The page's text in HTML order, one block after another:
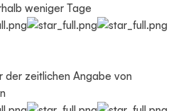
weniger Tage
der zeitlichen Angabe von